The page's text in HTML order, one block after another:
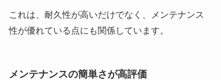
これは、耐久性が高いだけでなく、メンテナンス
性が優れている点にも関係しています。
メンテナンスの簡単さが高評価